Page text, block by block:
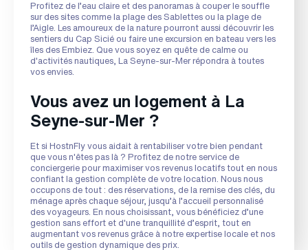
Profitez de l’eau claire et des panoramas à couper le souffle
sur des sites comme la plage des Sablettes ou la plage de
l’Aigle. Les amoureux de la nature pourront aussi découvrir les
sentiers du Cap Sicié ou faire une excursion en bateau vers les
îles des Embiez. Que vous soyez en quête de calme ou
d'activités nautiques, La Seyne-sur-Mer répondra à toutes
vos envies.
Vous avez un logement à La
Seyne-sur-Mer ?
Et si HostnFly vous aidait à rentabiliser votre bien pendant
que vous n'êtes pas là ? Profitez de notre service de
conciergerie pour maximiser vos revenus locatifs tout en nous
confiant la gestion complète de votre location. Nous nous
occupons de tout : des réservations, de la remise des clés, du
ménage après chaque séjour, jusqu’à l’accueil personnalisé
des voyageurs. En nous choisissant, vous bénéficiez d’une
gestion sans effort et d'une tranquillité d’esprit, tout en
augmentant vos revenus grâce à notre expertise locale et nos
outils de gestion dynamique des prix.